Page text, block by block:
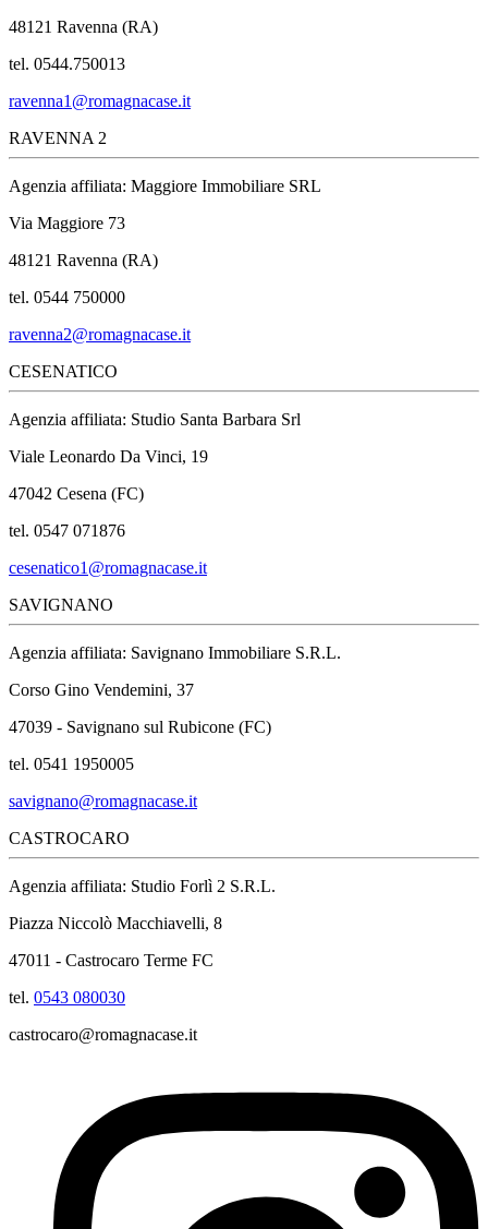
48121 Ravenna (RA)
tel. 0544.750013
ravenna1@romagnacase.it
RAVENNA 2
Agenzia affiliata: Maggiore Immobiliare SRL
Via Maggiore 73
48121 Ravenna (RA)
tel. 0544 750000
ravenna2@romagnacase.it
CESENATICO
Agenzia affiliata: Studio Santa Barbara Srl
Viale Leonardo Da Vinci, 19
47042 Cesena (FC)
tel. 0547 071876
cesenatico1@romagnacase.it
SAVIGNANO
Agenzia affiliata: Savignano Immobiliare S.R.L.
Corso Gino Vendemini, 37
47039 - Savignano sul Rubicone (FC)
tel. 0541 1950005
savignano@romagnacase.it
CASTROCARO
Agenzia affiliata: Studio Forlì 2 S.R.L.
Piazza Niccolò Macchiavelli, 8
47011 - Castrocaro Terme FC
tel. 0543 080030
castrocaro@romagnacase.it